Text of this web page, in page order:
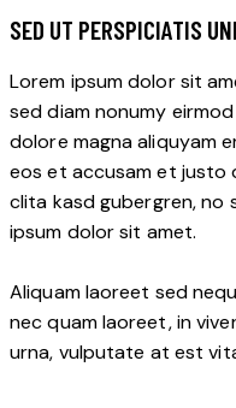
SED UT PERSPICIATIS
Lorem ipsum dolor sit
sed diam nonumy
dolore magna aliquyam
eos et accusam et justo
clita kasd gubergren, no
ipsum dolor sit amet.
Aliquam laoreet sed
nec quam laoreet, in
urna, vulputate at est